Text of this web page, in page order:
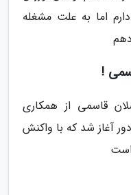
اما به علت مشغله
!
قاسمی از همکاری
آغاز شد که با واکنش
است